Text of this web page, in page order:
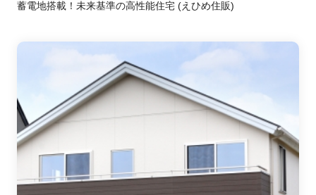
蓄電地搭載！未来基準の高性能住宅 (えひめ住販)